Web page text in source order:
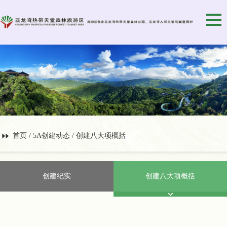
首页 / 5A创建动态 / 创建八大项概括
创建纪实 创建八大项概括